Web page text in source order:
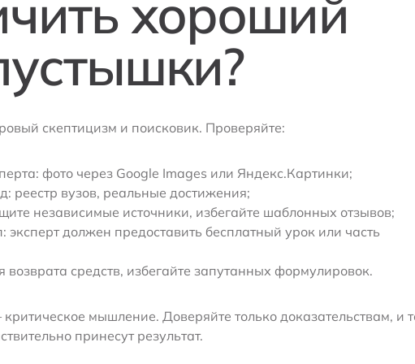
хороший
скептицизм и поисковик. Проверяйте:
фото через Google Images или Яндекс.Картинки;
реестр вузов, реальные достижения;
независимые источники, избегайте шаблонных отзывов;
эксперт должен предоставить бесплатный урок или часть
возврата средств, избегайте запутанных формулировок.
мышление. Доверяйте только доказательствам, и
принесут результат.